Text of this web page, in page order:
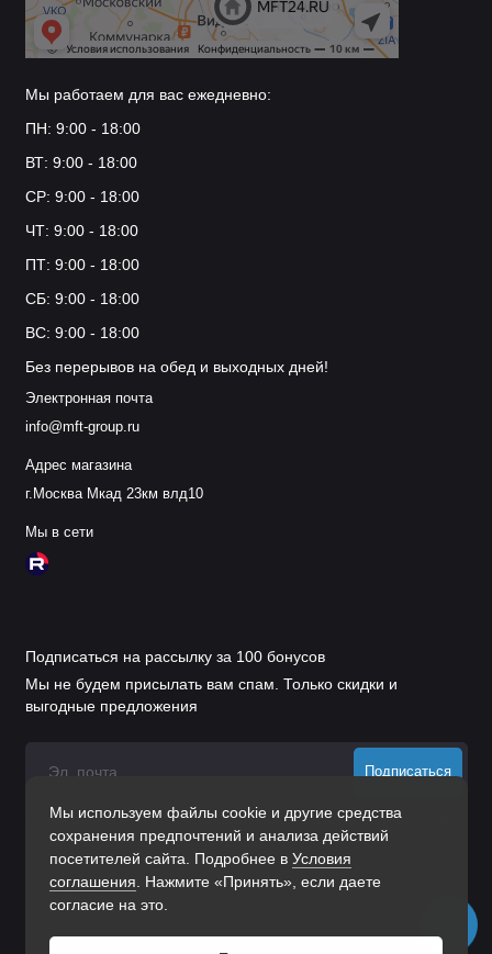
Мы используем файлы cookie и другие средства
сохранения предпочтений и анализа действий
посетителей сайта. Подробнее в Условия
соглашения . Нажмите «Принять», если даете
согласие на это.
Мы работаем для вас ежедневно:
ПН: 9:00 - 18:00
ВТ: 9:00 - 18:00
СР: 9:00 - 18:00
ЧТ: 9:00 - 18:00
ПТ: 9:00 - 18:00
СБ: 9:00 - 18:00
ВС: 9:00 - 18:00
Без перерывов на обед и выходных дней!
Электронная почта
info@mft-group.ru
Адрес магазина
г.Москва Мкад 23км влд10
Мы в сети
Подписаться на рассылку за 100 бонусов
Мы не будем присылать вам спам. Только скидки и
выгодные предложения
Подписаться
Нажимая на кнопку «Подписаться», Вы даетесогласие на
обработку персональных данных.